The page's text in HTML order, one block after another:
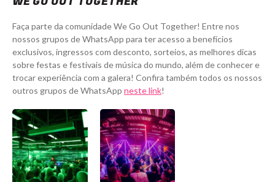
Faça parte da comunidade We Go Out Together! Entre nos
nossos grupos de WhatsApp para ter acesso a benefícios
exclusivos, ingressos com desconto, sorteios, as melhores dicas
sobre festas e festivais de música do mundo, além de conhecer e
trocar experiência com a galera! Confira também todos os nossos
outros grupos de WhatsApp neste link!